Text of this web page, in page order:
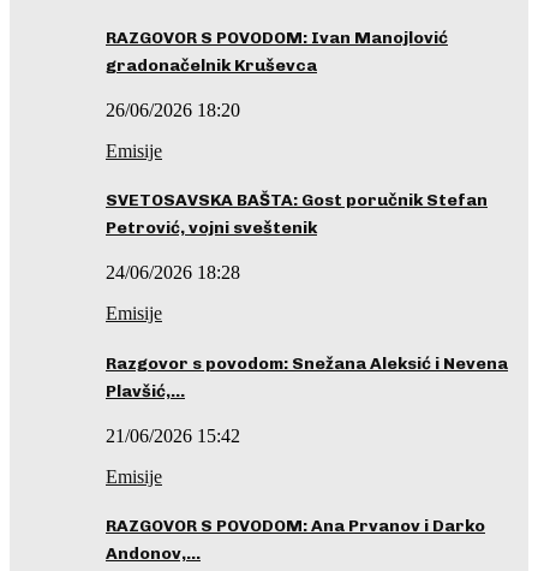
RAZGOVOR S POVODOM: Ivan Manojlović
gradonačelnik Kruševca
26/06/2026 18:20
Emisije
SVETOSAVSKA BAŠTA: Gost poručnik Stefan
Petrović, vojni sveštenik
24/06/2026 18:28
Emisije
Razgovor s povodom: Snežana Aleksić i Nevena
Plavšić,…
21/06/2026 15:42
Emisije
RAZGOVOR S POVODOM: Ana Prvanov i Darko
Andonov,…